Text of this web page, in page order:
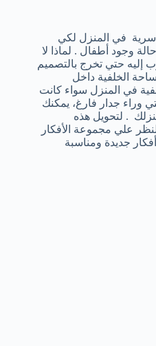
في المنزل لكي
وجود أطفال . لماذا لا
إليه حتي تخرج بالتصميم
الخلفية داخل
في المنزل سواء كانت
وراء جدار فارغ، يمكنك
. لتحويل هذه
علي مجموعة الأفكار
جديدة ومناسبة